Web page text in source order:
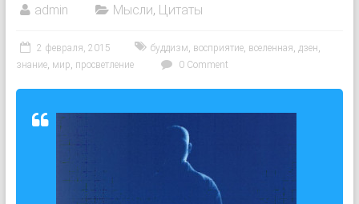
admin Мысли, Цитаты
2 февраля, 2015 буддизм, восприятие, вселенная, дзен,
знание, мир, просветление 0 Comment